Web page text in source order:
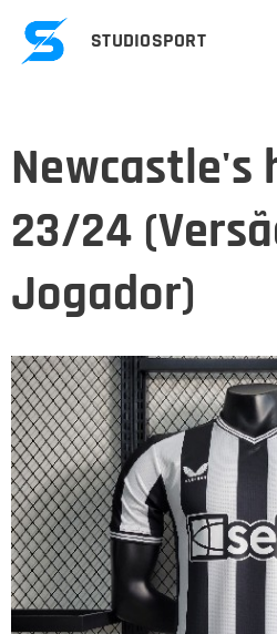
STUDIOSPORT
Newcastle's
23/24
Jogador)